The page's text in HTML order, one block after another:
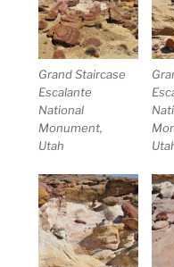
Grand Staircase
Escalante
National
Monument,
Utah